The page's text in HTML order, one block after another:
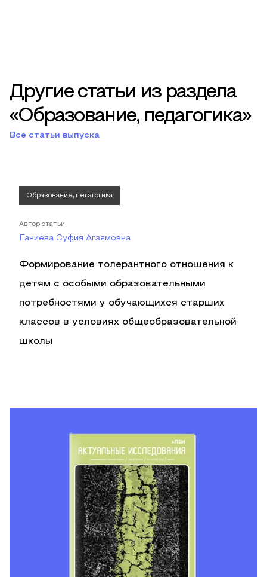
Другие статьи из раздела
«Образование, педагогика»
Все статьи выпуска
Образование, педагогика
Автор статьи
Ганиева Суфия Агзямовна
Формирование толерантного отношения к
детям с особыми образовательными
потребностями у обучающихся старших
классов в условиях общеобразовательной
школы